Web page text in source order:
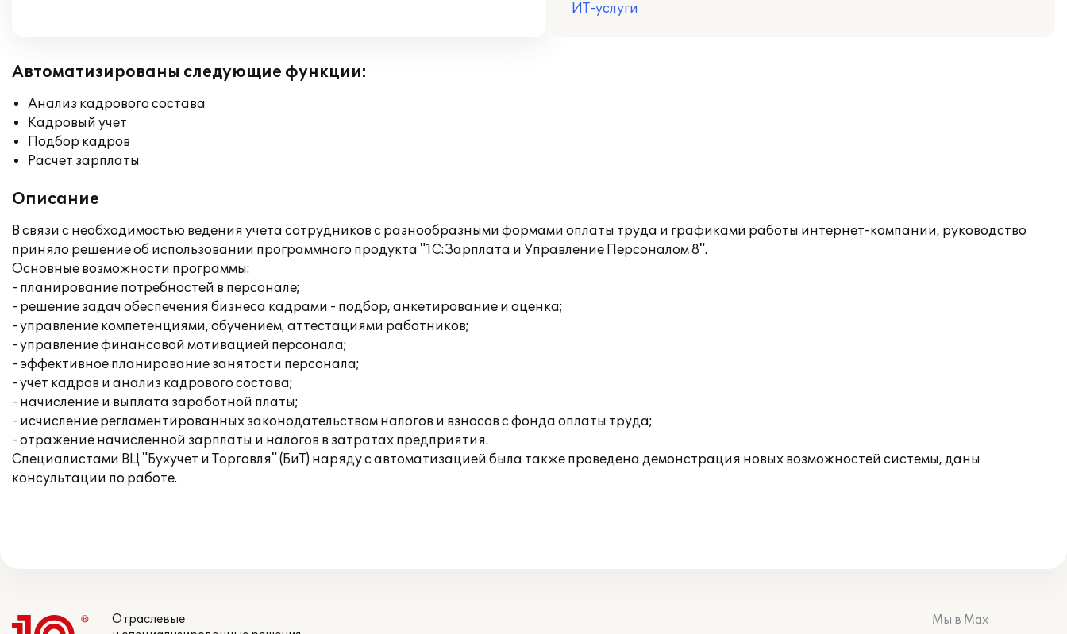
ИТ-услуги
Автоматизированы следующие функции:
Анализ кадрового состава
Кадровый учет
Подбор кадров
Расчет зарплаты
Описание
В связи с необходимостью ведения учета сотрудников с разнообразными формами оплаты труда и графиками работы интернет-компании, руководство
приняло решение об использовании программного продукта "1С:Зарплата и Управление Персоналом 8".
Основные возможности программы:
- планирование потребностей в персонале;
- решение задач обеспечения бизнеса кадрами - подбор, анкетирование и оценка;
- управление компетенциями, обучением, аттестациями работников;
- управление финансовой мотивацией персонала;
- эффективное планирование занятости персонала;
- учет кадров и анализ кадрового состава;
- начисление и выплата заработной платы;
- исчисление регламентированных законодательством налогов и взносов с фонда оплаты труда;
- отражение начисленной зарплаты и налогов в затратах предприятия.
Специалистами ВЦ "Бухучет и Торговля" (БиТ) наряду с автоматизацией была также проведена демонстрация новых возможностей системы, даны
консультации по работе.
Отраслевые
Мы в Max